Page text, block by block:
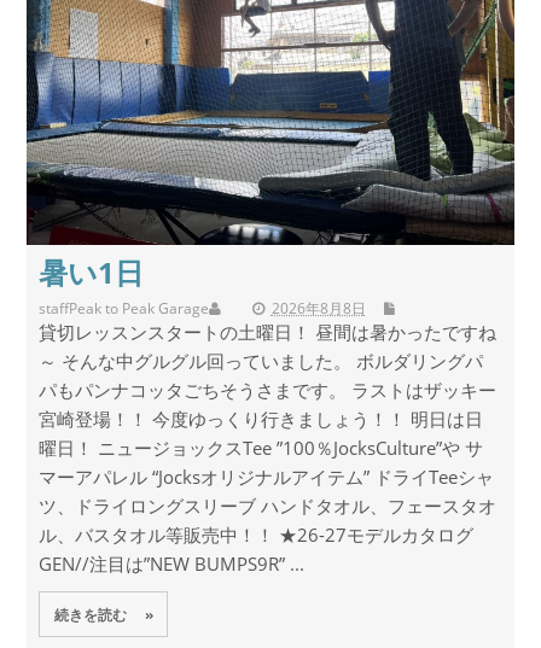
暑い1日
staff 2026年8月8日
Peak to Peak Garage
貸切レッスンスタートの土曜日！ 昼間は暑かったですね
～ そんな中グルグル回っていました。 ボルダリングパ
パもパンナコッタごちそうさまです。 ラストはザッキー
宮崎登場！！ 今度ゆっくり行きましょう！！ 明日は日
曜日！ ニュージョックスTee ”100％JocksCulture”や サ
マーアパレル “Jocksオリジナルアイテム” ドライTeeシャ
ツ、ドライロングスリーブ ハンドタオル、フェースタオ
ル、バスタオル等販売中！！ ★26-27モデルカタログ
GEN//注目は”NEW BUMPS9R” ...
続きを読む »